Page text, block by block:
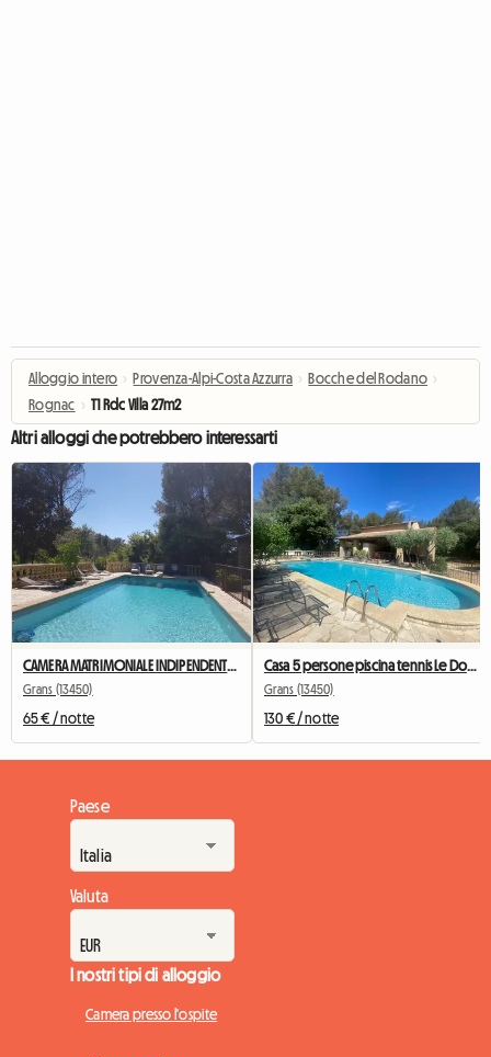
Alloggio intero › Provenza-Alpi-Costa Azzurra › Bocche del Rodano ›
Rognac › T1 Rdc Villa 27m2
Altri alloggi che potrebbero interessarti
CAMERA MATRIMONIALE INDIPENDENTE CON TERRAZZO E CUCINA ESTIVA
Grans (13450)
65 € / notte
Casa 5 persone piscina tennis Le Domaine d'Alèzen
Grans (13450)
130 € / notte
Paese
Valuta
I nostri tipi di alloggio
Camera presso l'ospite